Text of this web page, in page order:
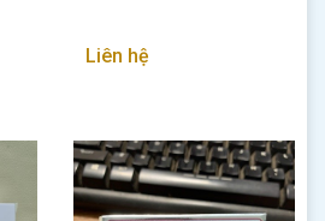
Liên hệ